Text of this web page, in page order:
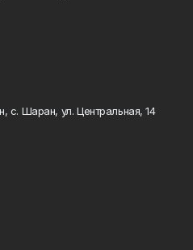
с. Шаран, ул. Центральная, 14